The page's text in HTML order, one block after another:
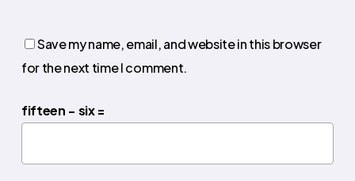
Save my name, email, and website in this browser
for the next time I comment.
fifteen − six =